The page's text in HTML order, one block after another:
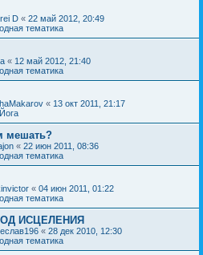
D « 22 май 2012, 20:49
тематика
« 12 май 2012, 21:40
тематика
« 13 окт 2011, 21:17
мешать?
« 22 июн 2011, 08:36
тематика
« 04 июн 2011, 01:22
тематика
ИСЦЕЛЕНИЯ
« 28 дек 2010, 12:30
тематика